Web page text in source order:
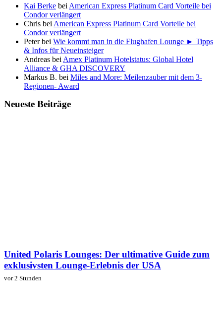
Kai Berke bei American Express Platinum Card Vorteile bei
Condor verlängert
Chris bei American Express Platinum Card Vorteile bei
Condor verlängert
Peterbei Wie kommt man in die Flughafen Lounge ► Tipps
& Infos für Neueinsteiger
Andreas bei Amex Platinum Hotelstatus: Global Hotel
Alliance & GHA DISCOVERY
Markus B. bei Miles and More: Meilenzauber mit dem 3-
Regionen- Award
Neueste Beiträge
United Polaris Lounges: Der ultimative Guide zum
exklusivsten Lounge-Erlebnis der USA
vor 2 Stunden